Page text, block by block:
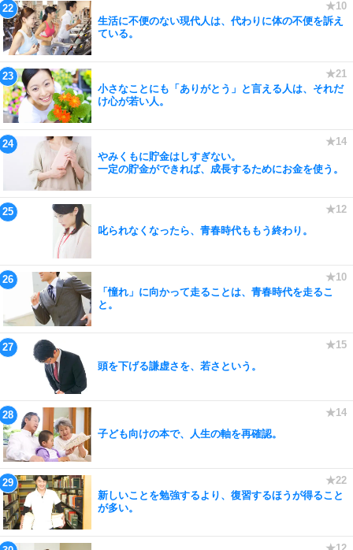
生活に不便のない現代人は、代わりに体の不便を訴え
ている。
小さなことにも「ありがとう」と言える人は、それだ
け心が若い人。
やみくもに貯金はしすぎない。
一定の貯金ができれば、成長するためにお金を使う。
叱られなくなったら、青春時代ももう終わり。
「憧れ」に向かって走ることは、青春時代を走るこ
と。
頭を下げる謙虚さを、若さという。
子ども向けの本で、人生の軸を再確認。
新しいことを勉強するより、復習するほうが得ること
が多い。